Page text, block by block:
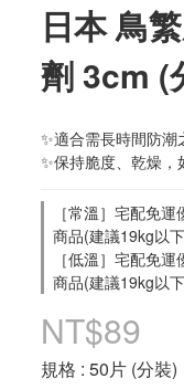
日本 鳥
劑 3cm (
✨適合需長時間防潮
✨保持脆度、乾燥
［常溫］宅配免
商品(建議19kg以
［低溫］宅配免
商品(建議19kg以
NT$89
規格 : 50片 (分裝)